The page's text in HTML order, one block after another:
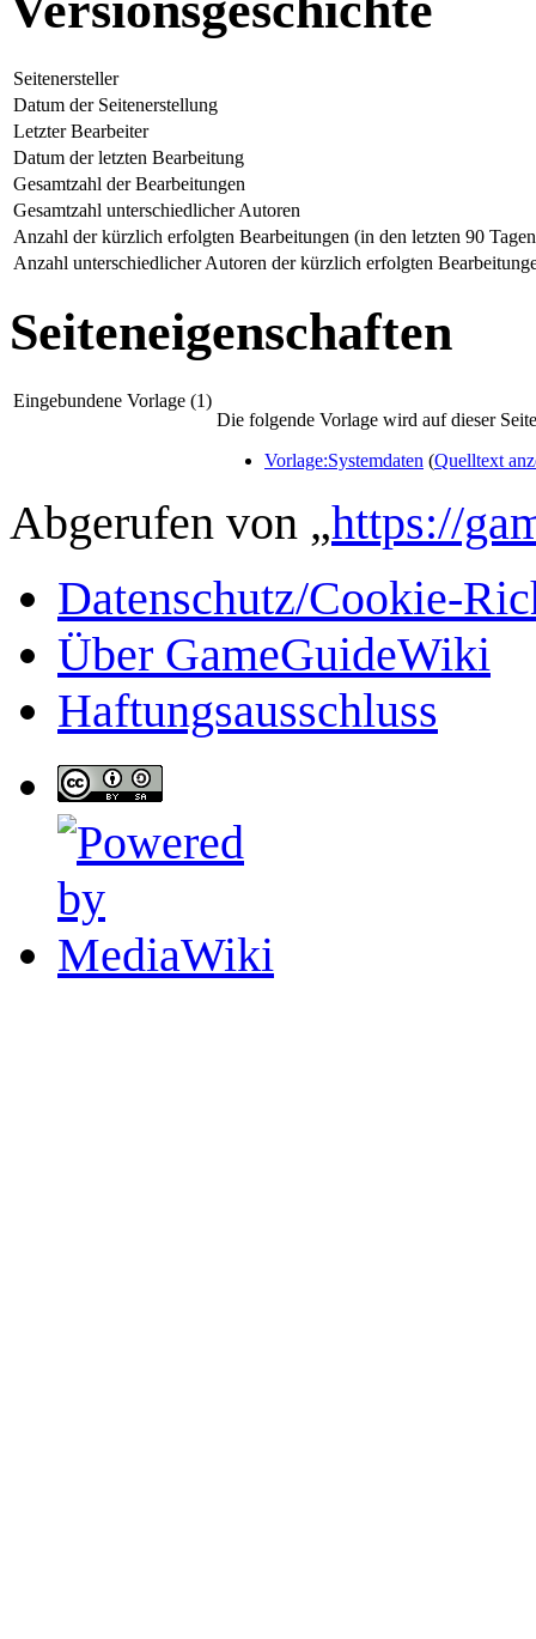
Seitenersteller
Datum der Seitenerstellung
Letzter Bearbeiter
Datum der letzten Bearbeitung
Gesamtzahl der Bearbeitungen
Gesamtzahl unterschiedlicher Autoren
Anzahl der kürzlich erfolgten Bearbeitungen (in den letzten 90
Anzahl unterschiedlicher Autoren der kürzlich erfolgten
Seiteneigenschaften
Eingebundene Vorlage (1)
Die folgende Vorlage wird auf dieser
Vorlage:Systemdaten (Quelltext
Abgerufen von „https://
Datenschutz/Cookie-
Über GameGuideWiki
Haftungsausschluss